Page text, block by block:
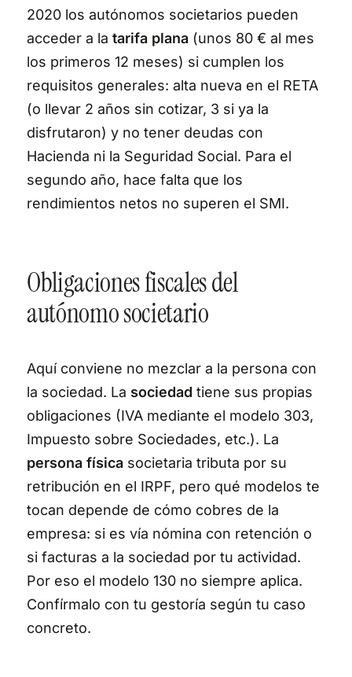
2020 los autónomos societarios pueden
acceder a la tarifa plana (unos 80 € al mes
los primeros 12 meses) si cumplen los
requisitos generales: alta nueva en el RETA
(o llevar 2 años sin cotizar, 3 si ya la
disfrutaron) y no tener deudas con
Hacienda ni la Seguridad Social. Para el
segundo año, hace falta que los
rendimientos netos no superen el SMI.
Obligaciones fiscales del
autónomo societario
Aquí conviene no mezclar a la persona con
la sociedad. La sociedad tiene sus propias
obligaciones (IVA mediante el modelo 303,
Impuesto sobre Sociedades, etc.). La
persona física societaria tributa por su
retribución en el IRPF, pero qué modelos te
tocan depende de cómo cobres de la
empresa: si es vía nómina con retención o
si facturas a la sociedad por tu actividad.
Por eso el modelo 130 no siempre aplica.
Confírmalo con tu gestoría según tu caso
concreto.